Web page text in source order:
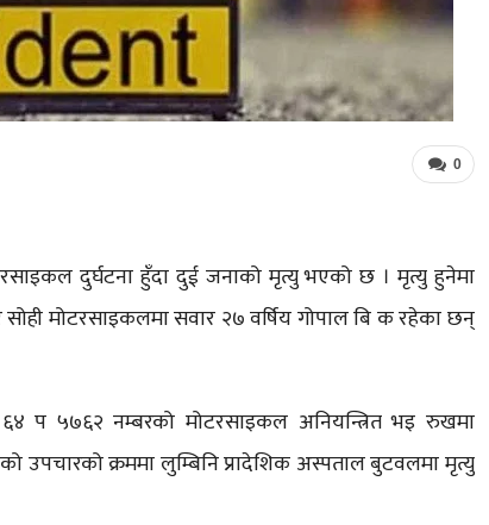
0
दुर्घटना हुँदा दुई जनाको मृत्यु भएको छ । मृत्यु हुनेमा
मोटरसाइकलमा सवार २७ वर्षिय गोपाल बि क रहेका छन्
५७६२ नम्बरको मोटरसाइकल अनियन्त्रित भइ रुखमा
उपचारको क्रममा लुम्बिनि प्रादेशिक अस्पताल बुटवलमा मृत्यु